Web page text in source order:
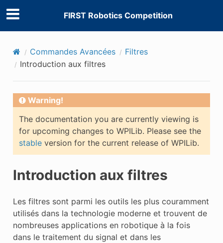
FIRST Robotics Competition
Commandes Avancées
Filtres
Introduction aux filtres
Warning!
The documentation you are currently viewing is
for upcoming changes to WPILib. Please see the
stableversion for the current release of WPILib.
Introduction aux filtres
Les filtres sont parmi les outils les plus couramment
utilisés dans la technologie moderne et trouvent de
nombreuses applications en robotique à la fois
dans le traitement du signal et dans les